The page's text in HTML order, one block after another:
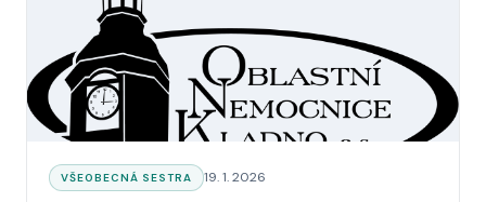
KATEGORIE:
VŠEOBECNÁ SESTRA Datum:
19. 1. 2026